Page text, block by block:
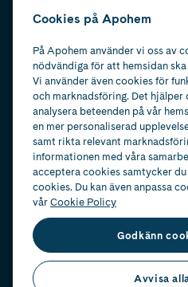
Cookies på Apohem
På Apohem använder vi oss av
nödvändiga för att hemsidan
Vi använder även cookies för
och marknadsföring. Det hjälper
analysera beteenden på vår
en mer personaliserad
samt rikta relevant
informationen med våra
acceptera cookies samtycker
cookies. Du kan även anpassa
vårCookie Policy
Godkänn
Avvisa